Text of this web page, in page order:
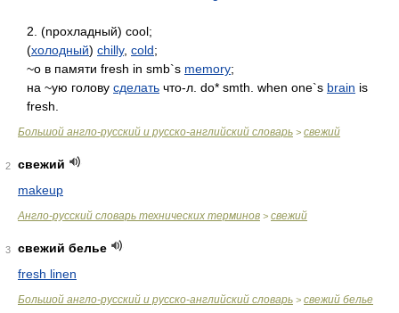
2. (npoхладный) cool;
(холодный) chilly, cold;
~о в памяти fresh in smb`s memory;
на ~ую голову сделать что-л. do* smth. when one`s brain is
fresh.
Большой англо-русский и русско-английский словарь > свежий
2
свежий
makeup
Англо-русский словарь технических терминов > свежий
3
свежий белье
fresh linen
Большой англо-русский и русско-английский словарь > свежий белье